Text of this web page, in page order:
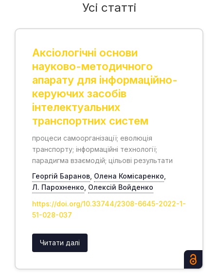
Усі статті
Аксіологічні основи
науково-методичного
апарату для інформаційно-
керуючих засобів
інтелектуальних
транспортних систем
процеси самоорганізації; еволюція
транспорту; інформаційні технології;
парадигма взаємодій; цільові результати
Георгій Баранов Олена Комісаренко
Л. Парохненко Олексій Войденко
https://doi.org/10.33744/2308-6645-2022-1-
51-028-037
Читати далі